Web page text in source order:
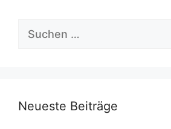
Suchen
Neueste Beiträge